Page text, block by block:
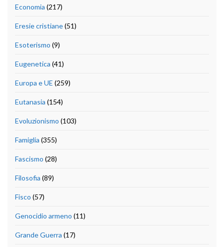
Economia (217)
Eresie cristiane(51)
Esoterismo (9)
Eugenetica (41)
Europa e UE (259)
Eutanasia (154)
Evoluzionismo (103)
Famiglia (355)
Fascismo (28)
Filosofia (89)
Fisco (57)
Genocidio armeno (11)
Grande Guerra (17)